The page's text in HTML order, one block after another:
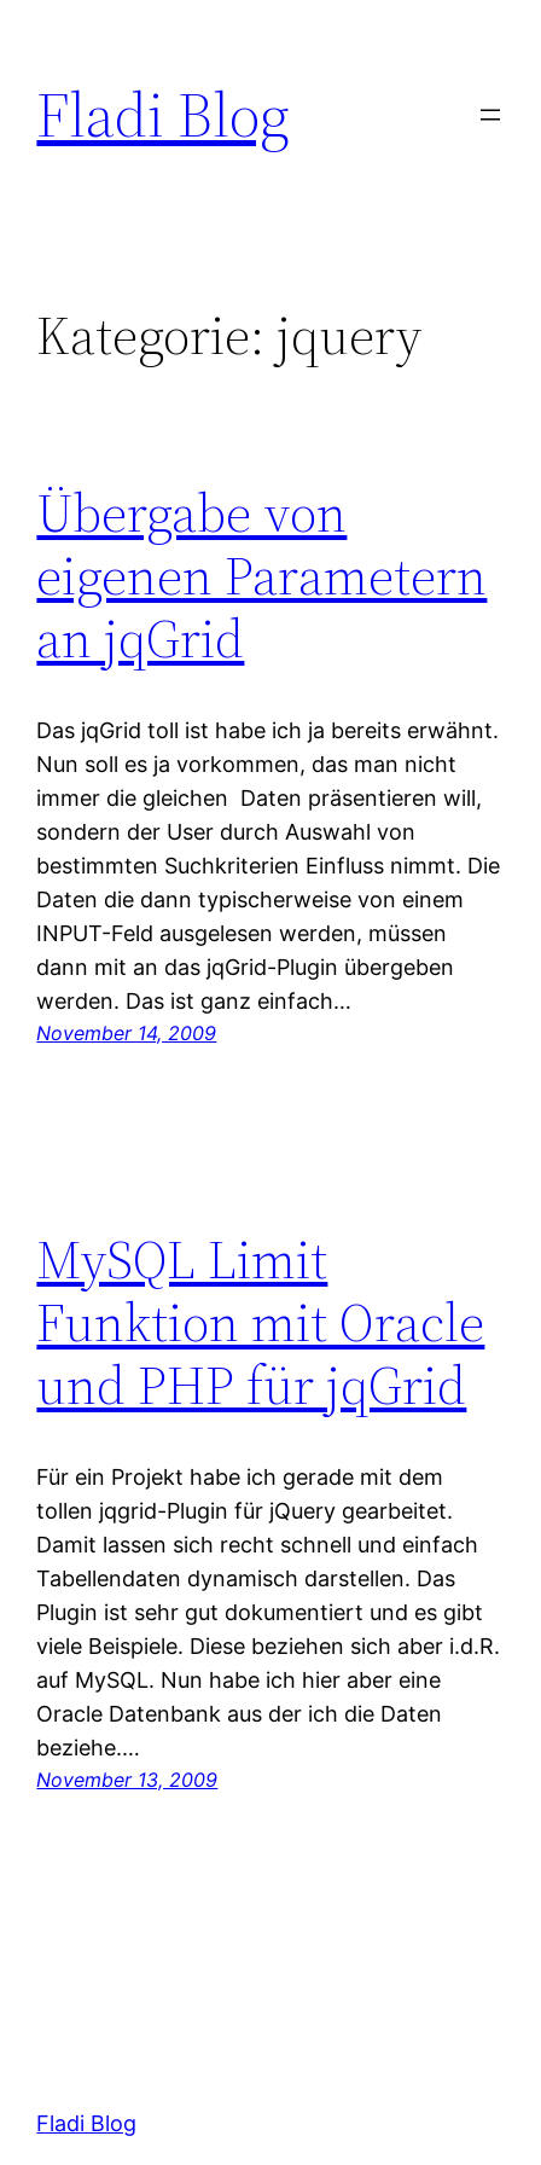
springen
Fladi Blog
Kategorie: jquery
Übergabe von
eigenen Parametern
an jqGrid
Das jqGrid toll ist habe ich ja bereits erwähnt.
Nun soll es ja vorkommen, das man nicht
immer die gleichen Daten präsentieren will,
sondern der User durch Auswahl von
bestimmten Suchkriterien Einfluss nimmt. Die
Daten die dann typischerweise von einem
INPUT-Feld ausgelesen werden, müssen
dann mit an das jqGrid-Plugin übergeben
werden. Das ist ganz einfach…
November 14, 2009
MySQL Limit
Funktion mit Oracle
und PHP für jqGrid
Für ein Projekt habe ich gerade mit dem
tollen jqgrid-Plugin für jQuery gearbeitet.
Damit lassen sich recht schnell und einfach
Tabellendaten dynamisch darstellen. Das
Plugin ist sehr gut dokumentiert und es gibt
viele Beispiele. Diese beziehen sich aber i.d.R.
auf MySQL. Nun habe ich hier aber eine
Oracle Datenbank aus der ich die Daten
beziehe.…
November 13, 2009
Fladi Blog